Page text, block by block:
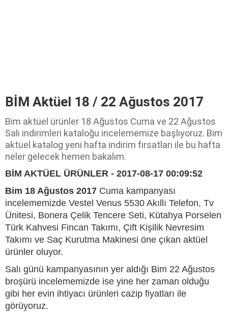
BİM Aktüel 18 / 22 Ağustos 2017
Bim aktüel ürünler 18 Ağustos Cuma ve 22 Ağustos
Salı indirimleri kataloğu incelememize başlıyoruz. Bim
aktüel katalog yeni hafta indirim fırsatları ile bu hafta
neler gelecek hemen bakalım.
BİM AKTÜEL ÜRÜNLER - 2017-08-17 00:09:52
Bim 18 Ağustos 2017 Cuma kampanyası
incelememizde Vestel Venus 5530 Akıllı Telefon, Tv
Ünitesi, Bonera Çelik Tencere Seti, Kütahya Porselen
Türk Kahvesi Fincan Takımı, Çift Kişilik Nevresim
Takımı ve Saç Kurutma Makinesi öne çıkan aktüel
ürünler oluyor.
Salı günü kampanyasının yer aldığı Bim 22 Ağustos
broşürü incelememizde ise yine her zaman olduğu
gibi her evin ihtiyacı ürünleri cazip fiyatları ile
görüyoruz.